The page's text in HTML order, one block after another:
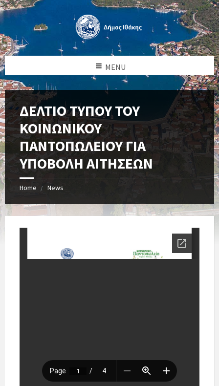
MENU
ΔΕΛΤΙΟ ΤΥΠΟΥ ΤΟΥ
ΚΟΙΝΩΝΙΚΟΥ
ΠΑΝΤΟΠΩΛΕΙΟΥ ΓΙΑ
ΥΠΟΒΟΛΗ ΑΙΤΗΣΕΩΝ
Home News